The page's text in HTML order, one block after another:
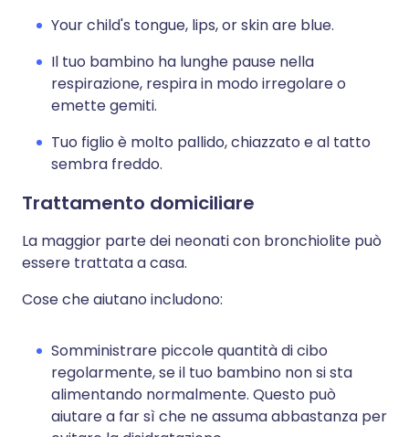
Your child's tongue, lips, or skin are blue.
Il tuo bambino ha lunghe pause nella
respirazione, respira in modo irregolare o
emette gemiti.
Tuo figlio è molto pallido, chiazzato e al tatto
sembra freddo.
Trattamento domiciliare
La maggior parte dei neonati con bronchiolite può
essere trattata a casa.
Cose che aiutano includono:
Somministrare piccole quantità di cibo
regolarmente, se il tuo bambino non si sta
alimentando normalmente. Questo può
aiutare a far sì che ne assuma abbastanza per